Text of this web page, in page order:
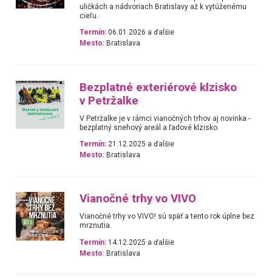
uličkách a nádvoriach Bratislavy až k vytúženému
cieľu.
Termín: 06.01.2026 a ďalšie
Mesto: Bratislava
Bezplatné exteriérové klzisko
v Petržalke
V Petržalke je v rámci vianočných trhov aj novinka -
bezplatný snehový areál a ľadové klzisko.
Termín: 21.12.2025 a ďalšie
Mesto: Bratislava
Vianočné trhy vo VIVO
Vianočné trhy vo VIVO! sú späť a tento rok úplne bez
mrznutia.
Termín: 14.12.2025 a ďalšie
Mesto: Bratislava